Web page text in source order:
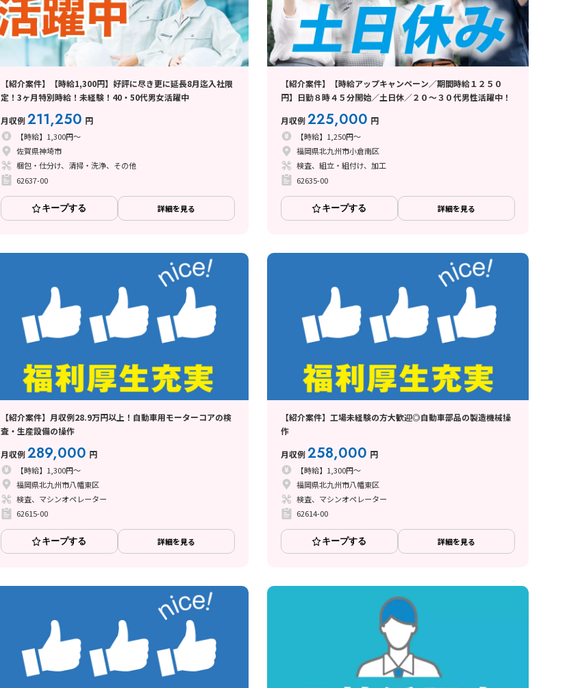
【紹介案件】【時給1,300円】好評に尽き更に延長8月迄入社限
定！3ヶ月特別時給！未経験！40・50代男女活躍中
月収例211,250 円
【時給】1,300円～
佐賀県神埼市
梱包・仕分け、清掃・洗浄、その他
62637-00
キープする 詳細を見る
【紹介案件】【時給アップキャンペーン／期間時給１２５０
円】日勤８時４５分開始／土日休／２０～３０代男性活躍中！
月収例225,000 円
【時給】1,250円～
福岡県北九州市小倉南区
検査、組立・組付け、加工
62635-00
キープする 詳細を見る
【紹介案件】月収例28.9万円以上！自動車用モーターコアの検
査・生産設備の操作
月収例289,000 円
【時給】1,300円～
福岡県北九州市八幡東区
検査、マシンオペレーター
62615-00
キープする 詳細を見る
【紹介案件】工場未経験の方大歓迎◎自動車部品の製造機械操
作
月収例258,000 円
【時給】1,300円～
福岡県北九州市八幡東区
検査、マシンオペレーター
62614-00
キープする 詳細を見る